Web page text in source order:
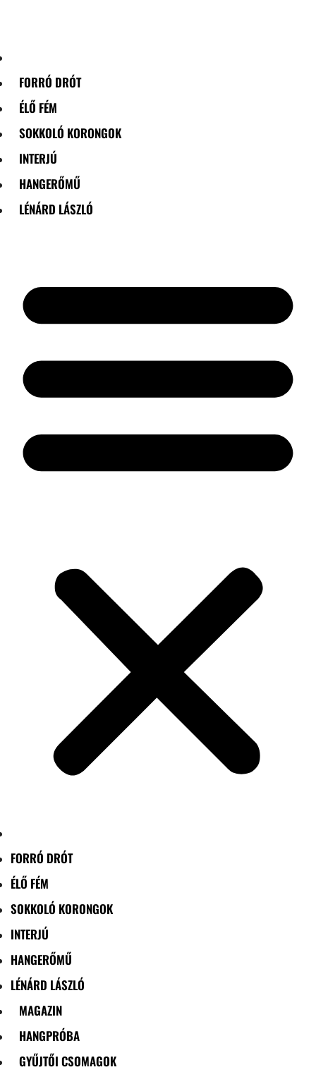
FORRÓ DRÓT
ÉLŐ FÉM
SOKKOLÓ KORONGOK
INTERJÚ
HANGERŐMŰ
LÉNÁRD LÁSZLÓ
FORRÓ DRÓT
ÉLŐ FÉM
SOKKOLÓ KORONGOK
INTERJÚ
HANGERŐMŰ
LÉNÁRD LÁSZLÓ
MAGAZIN
HANGPRÓBA
GYŰJTŐI CSOMAGOK